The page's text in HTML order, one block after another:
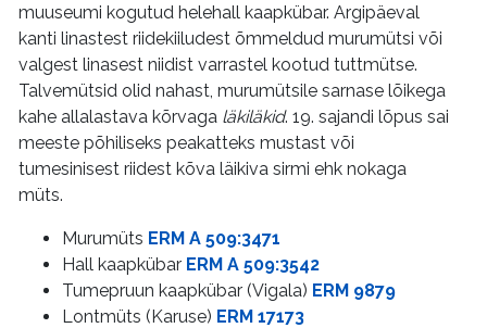
muuseumi kogutud helehall kaapkübar. Argipäeval
kanti linastest riidekiiludest õmmeldud murumütsi või
valgest linasest niidist varrastel kootud tuttmütse.
Talvemütsid olid nahast, murumütsile sarnase lõikega
kahe allalastava kõrvaga läkiläkid. 19. sajandi lõpus sai
meeste põhiliseks peakatteks mustast või
tumesinisest riidest kõva läikiva sirmi ehk nokaga
müts.
Murumüts ERM A 509:3471
Hall kaapkübar ERM A 509:3542
Tumepruun kaapkübar (Vigala) ERM 9879
Lontmüts (Karuse) ERM 17173